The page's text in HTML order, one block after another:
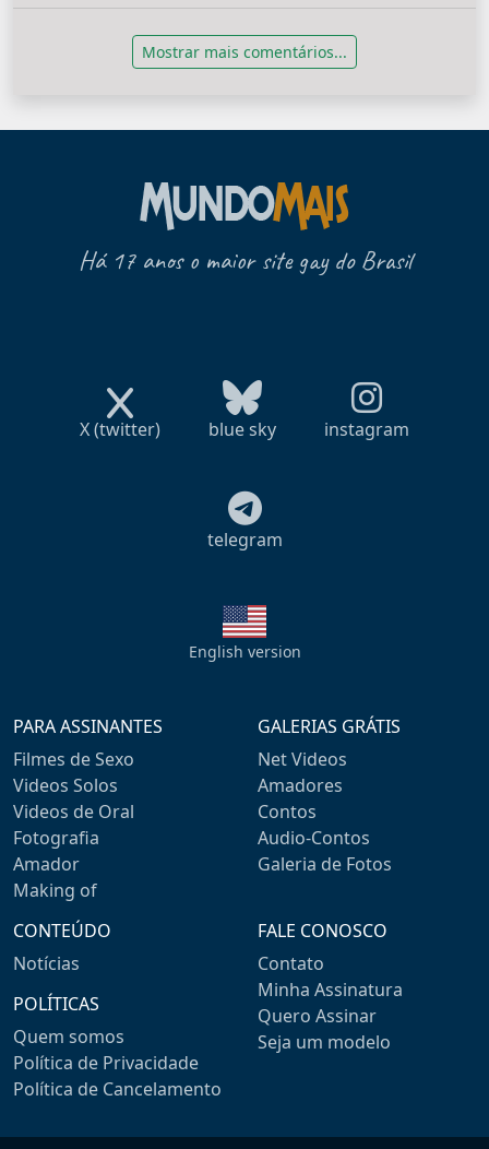
Mostrar mais comentários...
Há 17 anos o maior site gay do Brasil
X (twitter) blue sky instagram
telegram
English version
PARA ASSINANTES
Filmes de Sexo
Videos Solos
Videos de Oral
Fotografia
Amador
Making of
GALERIAS GRÁTIS
Net Videos
Amadores
Contos
Audio-Contos
Galeria de Fotos
CONTEÚDO
Notícias
POLÍTICAS
Quem somos
Política de Privacidade
Política de Cancelamento
FALE CONOSCO
Contato
Minha Assinatura
Quero Assinar
Seja um modelo